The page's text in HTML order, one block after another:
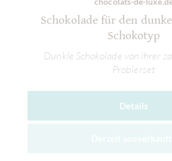
Schokolade für den
Schokotyp
Dunkle Schokolade von ihrer
Probierset
Details